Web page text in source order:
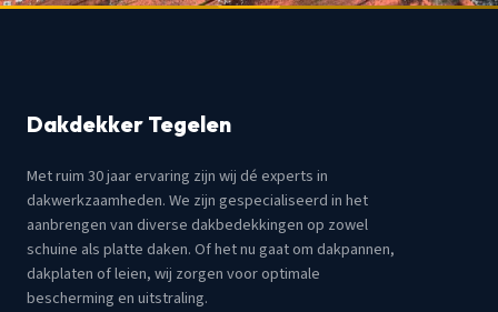
Dakdekker Tegelen
Met ruim 30 jaar ervaring zijn wij dé experts in
dakwerkzaamheden. We zijn gespecialiseerd in het
aanbrengen van diverse dakbedekkingen op zowel
schuine als platte daken. Of het nu gaat om dakpannen,
dakplaten of leien, wij zorgen voor optimale
bescherming en uitstraling.